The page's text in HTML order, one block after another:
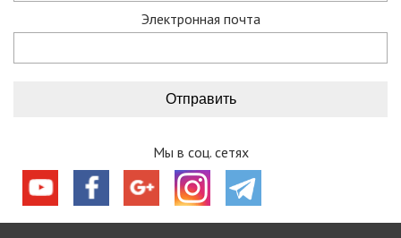
Электронная почта
Мы в соц. сетях